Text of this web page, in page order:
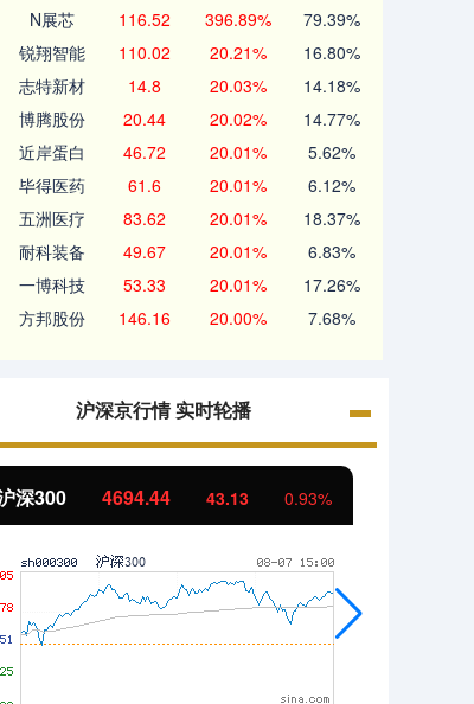
N展芯 116.52 396.89% 79.39%
锐翔智能 110.02 20.21% 16.80%
志特新材 14.8 20.03% 14.18%
博腾股份 20.44 20.02% 14.77%
近岸蛋白 46.72 20.01% 5.62%
毕得医药 61.6 20.01% 6.12%
五洲医疗 83.62 20.01% 18.37%
耐科装备 49.67 20.01% 6.83%
一博科技 53.33 20.01% 17.26%
方邦股份 146.16 20.00% 7.68%
沪深京行情 实时轮播
北证50 1134.24 11.37 1.01%